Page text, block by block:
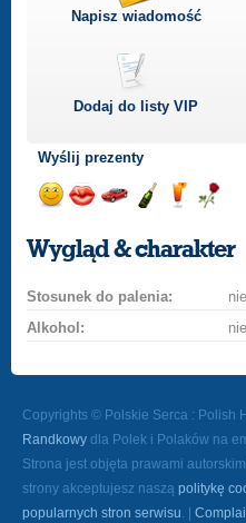
Napisz wiadomość
Dodaj do listyVIP
Wyślij prezenty
uśmiech
buziakasamochodem
szampana
drinka
różę
Wygląd & charakter
Stosunek do palenia:
Alkohol:
Copyrights © Polskie Serca : Polish
Randkowy dla Polek i Polaków na
Strona jest objęta prawami
strony akceptujesz naszą politykę
popularnych stron serwisu. |